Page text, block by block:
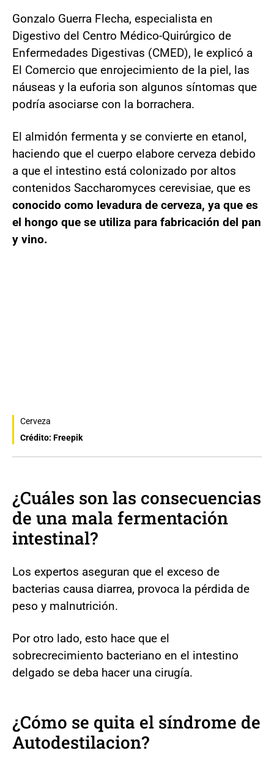
Gonzalo Guerra Flecha, especialista en
Digestivo del Centro Médico-Quirúrgico de
Enfermedades Digestivas (CMED), le explicó a
El Comercio que enrojecimiento de la piel, las
náuseas y la euforia son algunos síntomas que
podría asociarse con la borrachera.
El almidón fermenta y se convierte en etanol,
haciendo que el cuerpo elabore cerveza debido
a que el intestino está colonizado por altos
contenidos Saccharomyces cerevisiae, que es
conocido como levadura de cerveza, ya que es
el hongo que se utiliza para fabricación del pan
y vino.
Cerveza
Crédito: Freepik
¿Cuáles son las consecuencias
de una mala fermentación
intestinal?
Los expertos aseguran que el exceso de
bacterias causa diarrea, provoca la pérdida de
peso y malnutrición.
Por otro lado, esto hace que el
sobrecrecimiento bacteriano en el intestino
delgado se deba hacer una cirugía.
¿Cómo se quita el síndrome de
Autodestilacion?